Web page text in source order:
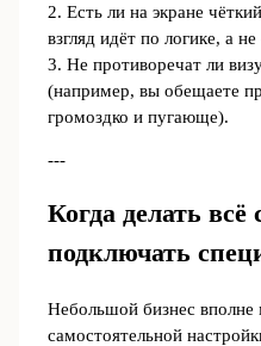
2. Есть ли на экране
взгляд идёт по логике, а
3. Не противоречат ли
(например, вы обещаете
громоздко и пугающе).
---
Когда делать
подключать
Небольшой бизнес вполне
самостоятельной